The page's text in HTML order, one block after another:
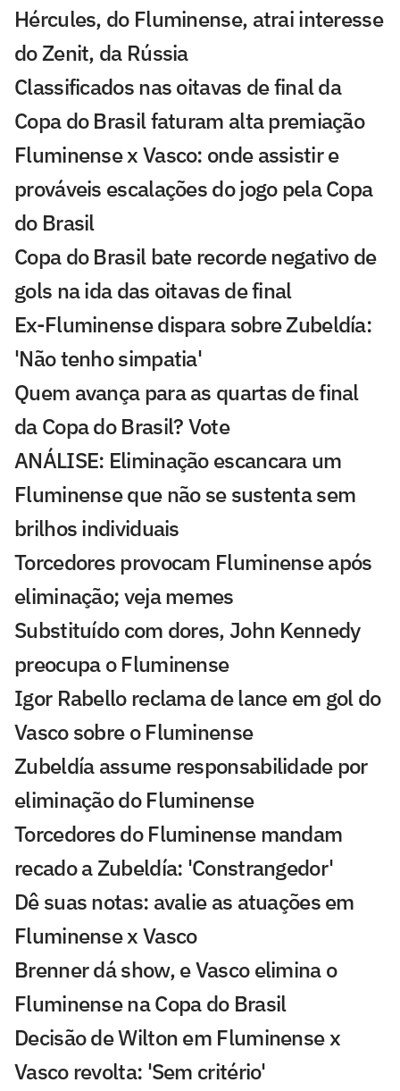
Hércules, do Fluminense, atrai interesse
do Zenit, da Rússia
Classificados nas oitavas de final da
Copa do Brasil faturam alta premiação
Fluminense x Vasco: onde assistir e
prováveis escalações do jogo pela Copa
do Brasil
Copa do Brasil bate recorde negativo de
gols na ida das oitavas de final
Ex-Fluminense dispara sobre Zubeldía:
'Não tenho simpatia'
Quem avança para as quartas de final
da Copa do Brasil? Vote
ANÁLISE: Eliminação escancara um
Fluminense que não se sustenta sem
brilhos individuais
Torcedores provocam Fluminense após
eliminação; veja memes
Substituído com dores, John Kennedy
preocupa o Fluminense
Igor Rabello reclama de lance em gol do
Vasco sobre o Fluminense
Zubeldía assume responsabilidade por
eliminação do Fluminense
Torcedores do Fluminense mandam
recado a Zubeldía: 'Constrangedor'
Dê suas notas: avalie as atuações em
Fluminense x Vasco
Brenner dá show, e Vasco elimina o
Fluminense na Copa do Brasil
Decisão de Wilton em Fluminense x
Vasco revolta: 'Sem critério'